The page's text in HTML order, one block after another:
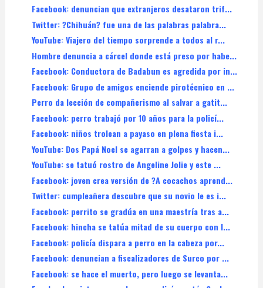
Facebook: denuncian que extranjeros desataron trif...
Twitter: ?Chihuán? fue una de las palabras palabra...
YouTube: Viajero del tiempo sorprende a todos al r...
Hombre denuncia a cárcel donde está preso por habe...
Facebook: Conductora de Badabun es agredida por in...
Facebook: Grupo de amigos enciende pirotécnico en ...
Perro da lección de compañerismo al salvar a gatit...
Facebook: perro trabajó por 10 años para la policí...
Facebook: niños trolean a payaso en plena fiesta i...
YouTube: Dos Papá Noel se agarran a golpes y hacen...
YouTube: se tatuó rostro de Angeline Jolie y este ...
Facebook: joven crea versión de ?A cocachos aprend...
Twitter: cumpleañera descubre que su novio le es i...
Facebook: perrito se gradúa en una maestría tras a...
Facebook: hincha se tatúa mitad de su cuerpo con l...
Facebook: policía dispara a perro en la cabeza por...
Facebook: denuncian a fiscalizadores de Surco por ...
Facebook: se hace el muerto, pero luego se levanta...